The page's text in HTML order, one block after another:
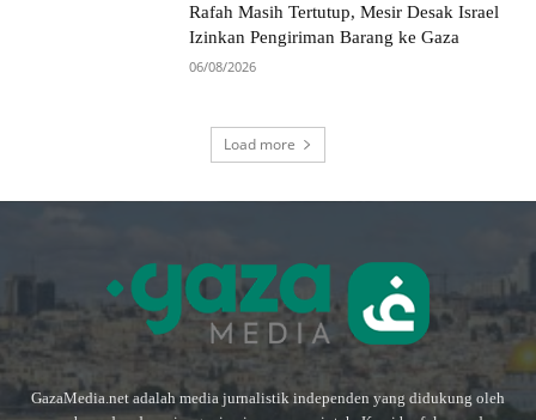
Rafah Masih Tertutup, Mesir Desak Israel
Izinkan Pengiriman Barang ke Gaza
06/08/2026
Load more
GazaMedia.net adalah media jurnalistik independen yang didukung oleh